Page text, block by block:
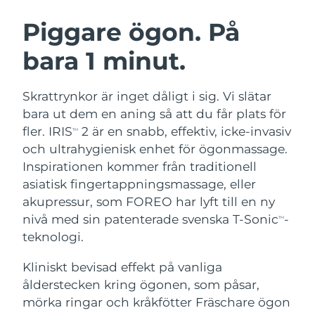
Piggare ögon. På
bara 1 minut.
Skrattrynkor är inget dåligt i sig. Vi slätar
bara ut dem en aning så att du får plats för
fler. IRISTM
2 är en snabb, effektiv, icke-invasiv
och ultrahygienisk enhet för ögonmassage.
Inspirationen kommer från traditionell
asiatisk fingertappningsmassage, eller
akupressur, som FOREO har lyft till en ny
nivå med sin patenterade svenska T-SonicTM-
teknologi.
Kliniskt bevisad effekt på vanliga
ålderstecken kring ögonen, som påsar,
mörka ringar och kråkfötter Fräschare ögon
LUNA™ 4-paket
Anti-aging massage
LUNA™ 4 Plus
Massage, LED heating
For men, anti-aging massage
BEAR™ 2-paket
Microcurrent toning
BEAR™ 2 go
Microcurrent toning on-the-go
Microcurrent line smoothing device
Återfuktning
UFO™ 3-paket
Deep facial hydration
UFO™ 3 LED
Near-infrared and red light therapy
device
Munvård
issa™ 4
Hybrid silicone sonic toothbrush
issa™ 4 plus
Smart hybrid silicone sonic toothbrush
FAQ™ ANTI-AGING-BEHANDLING
Anti-aging LED-behandlingar
Österrike Förväntad leverans
Bahrain Förväntad leverans
Belgien
Bermuda Förväntad leverans8/14/26
Bosnien och
Hercegovina
Förväntad leverans
Brunei Förväntad leverans 8/13/26
Bulgarien
Kanada Förväntad leverans
Chile Förväntad leverans8/12/26